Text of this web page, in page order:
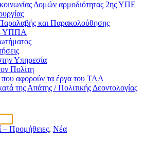
Δομών αρμοδιότητας 2ης ΥΠΕ
και Παρακολούθησης
ΥΠΠΑ
Υπηρεσία
Πολίτη
που αφορούν τα έργα του ΤΑΑ
της Απάτης / Πολιτικής Δεοντολογίας
– Προμήθειες, Νέα